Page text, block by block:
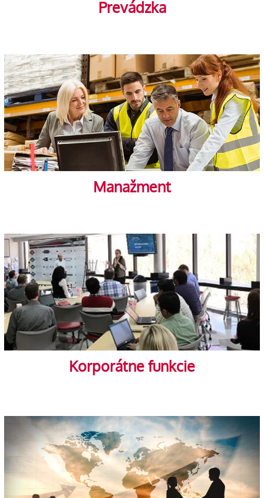
Prevádzka
Manažment
Korporátne funkcie